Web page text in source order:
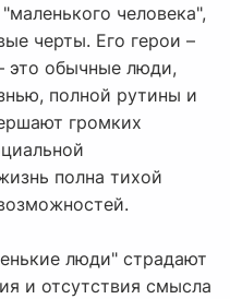
человека",
черты. Его герои –
это обычные люди,
полной рутины и
громких
полна тихой
люди" страдают
и отсутствия смысла